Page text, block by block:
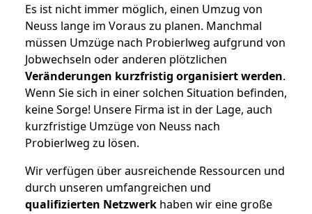
Es ist nicht immer möglich, einen Umzug von
Neuss lange im Voraus zu planen. Manchmal
müssen Umzüge nach Probierlweg aufgrund von
Jobwechseln oder anderen plötzlichen
Veränderungen kurzfristig organisiert werden.
Wenn Sie sich in einer solchen Situation befinden,
keine Sorge! Unsere Firma ist in der Lage, auch
kurzfristige Umzüge von Neuss nach
Probierlweg zu lösen.
Wir verfügen über ausreichende Ressourcen und
durch unseren umfangreichen und
qualifizierten Netzwerk haben wir eine große